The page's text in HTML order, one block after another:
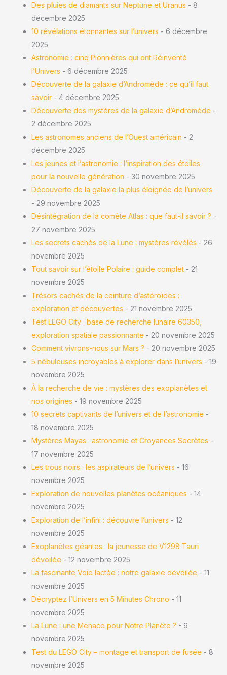
Des pluies de diamants sur Neptune et Uranus - 8
décembre 2025
10 révélations étonnantes sur l’univers - 6 décembre
2025
Astronomie : cinq Pionnières qui ont Réinventé
l’Univers - 6 décembre 2025
Découverte de la galaxie d’Andromède : ce qu’il faut
savoir - 4 décembre 2025
Découverte des mystères de la galaxie d’Andromède -
2 décembre 2025
Les astronomes anciens de l’Ouest américain - 2
décembre 2025
Les jeunes et l’astronomie : l’inspiration des étoiles
pour la nouvelle génération - 30 novembre 2025
Découverte de la galaxie la plus éloignée de l’univers
- 29 novembre 2025
Désintégration de la comète Atlas : que faut-il savoir ? -
27 novembre 2025
Les secrets cachés de la Lune : mystères révélés - 26
novembre 2025
Tout savoir sur l’étoile Polaire : guide complet - 21
novembre 2025
Trésors cachés de la ceinture d’astéroïdes :
exploration et découvertes - 21 novembre 2025
Test LEGO City : base de recherche lunaire 60350,
exploration spatiale passionnante - 20 novembre 2025
Comment vivrons-nous sur Mars ? - 20 novembre 2025
5 nébuleuses incroyables à explorer dans l’univers - 19
novembre 2025
À la recherche de vie : mystères des exoplanètes et
nos origines - 19 novembre 2025
10 secrets captivants de l’univers et de l’astronomie -
18 novembre 2025
Mystères Mayas : astronomie et Croyances Secrètes -
17 novembre 2025
Les trous noirs : les aspirateurs de l’univers - 16
novembre 2025
Exploration de nouvelles planètes océaniques - 14
novembre 2025
Exploration de l’infini : découvre l’univers - 12
novembre 2025
Exoplanètes géantes : la jeunesse de V1298 Tauri
dévoilée - 12 novembre 2025
La fascinante Voie lactée : notre galaxie dévoilée - 11
novembre 2025
Décryptez l’Univers en 5 Minutes Chrono - 11
novembre 2025
La Lune : une Menace pour Notre Planète ? - 9
novembre 2025
Test du LEGO City – montage et transport de fusée - 8
novembre 2025